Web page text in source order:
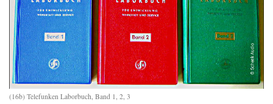
(16b) Telefunken Laborbuch, Band 1, 2, 3